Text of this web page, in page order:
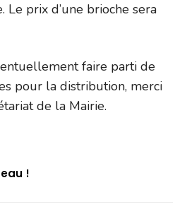
prix d’une brioche sera
faire parti de
pour la distribution, merci
de la Mairie.
!